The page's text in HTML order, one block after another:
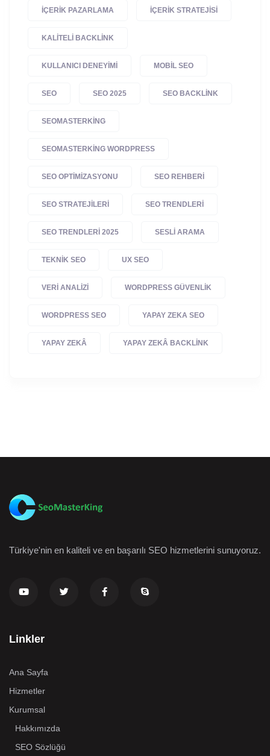
IÇERIK PAZARLAMA IÇERIK STRATEJISI
KALITELI BACKLINK
KULLANICI DENEYIMI MOBIL SEO
SEO SEO 2025 SEO BACKLINK
SEOMASTERKING
SEOMASTERKING WORDPRESS
SEO OPTIMIZASYONU SEO REHBERI
SEO STRATEJILERI SEO TRENDLERI
SEO TRENDLERI 2025 SESLI ARAMA
TEKNIK SEO UX SEO
VERI ANALIZI WORDPRESS GÜVENLIK
WORDPRESS SEO YAPAY ZEKA SEO
YAPAY ZEKÂ YAPAY ZEKÂ BACKLINK
Türkiye'nin en kaliteli ve en başarılı SEO hizmetlerini sunuyoruz.
Linkler
Ana Sayfa
Hizmetler
Kurumsal
Hakkımızda
SEO Sözlüğü